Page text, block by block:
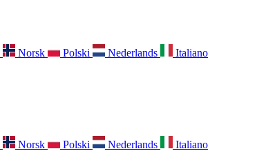
Norsk Polski Nederlands Italiano
Norsk Polski Nederlands
Italiano